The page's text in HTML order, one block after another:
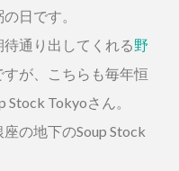
日です。
通り出してくれる野
が、こちらも毎年恒
Tokyoさん。
の地下のSoup Stock